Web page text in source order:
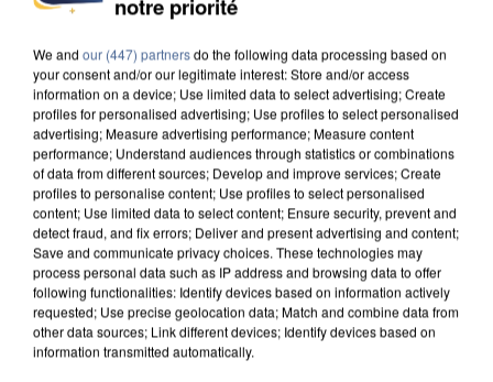
We and our (447) partnersdo the following data processing based on
your consent and/or our legitimate interest: Store and/or access
information on a device; Use limited data to select advertising; Create
profiles for personalised advertising; Use profiles to select personalised
advertising; Measure advertising performance; Measure content
performance; Understand audiences through statistics or combinations
of data from different sources; Develop and improve services; Create
profiles to personalise content; Use profiles to select personalised
content; Use limited data to select content; Ensure security, prevent and
detect fraud, and fix errors; Deliver and present advertising and content;
Save and communicate privacy choices. These technologies may
process personal data such as IP address and browsing data to offer
following functionalities: Identify devices based on information actively
requested; Use precise geolocation data; Match and combine data from
other data sources; Link different devices; Identify devices based on
information transmitted automatically.